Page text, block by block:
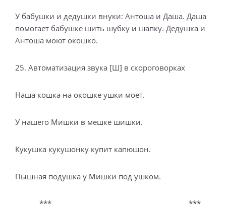
У бабушки и дедушки внуки: Антоша и Даша. Даша
помогает бабушке шить шубку и шапку. Дедушка и
Антоша моют окошко.
25. Автоматизация звука [Ш] в скороговорках
Наша кошка на окошке ушки моет.
У нашего Мишки в мешке шишки.
Кукушка кукушонку купит капюшон.
Пышная подушка у Мишки под ушком.
*** ***